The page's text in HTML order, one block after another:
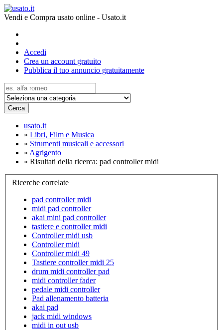
Vendi e Compra usato online - Usato.it
Accedi
Crea un account gratuito
Pubblica il tuo annuncio gratuitamente
Cerca
usato.it
» Libri, Film e Musica
» Strumenti musicali e accessori
» Agrigento
» Risultati della ricerca: pad controller midi
Ricerche correlate
pad controller midi
midi pad controller
akai mini pad controller
tastiere e controller midi
Controller midi usb
Controller midi
Controller midi 49
Tastiere controller midi 25
drum midi controller pad
midi controller fader
pedale midi controller
Pad allenamento batteria
akai pad
jack midi windows
midi in out usb